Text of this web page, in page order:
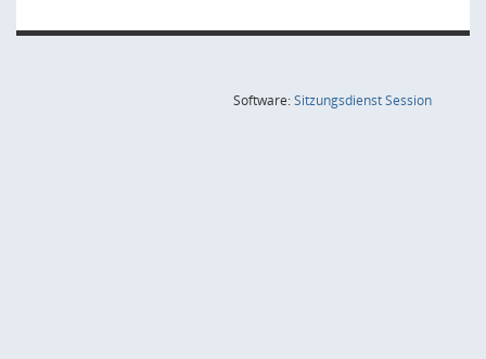
Software:SitzungsdienstSession(Wird in